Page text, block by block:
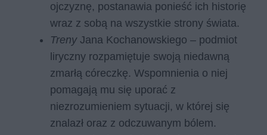
ojczyznę, postanawia ponieść ich historię
wraz z sobą na wszystkie strony świata.
Treny Jana Kochanowskiego – podmiot
liryczny rozpamiętuje swoją niedawną
zmarłą córeczkę. Wspomnienia o niej
pomagają mu się uporać z
niezrozumieniem sytuacji, w której się
znalazł oraz z odczuwanym bólem.